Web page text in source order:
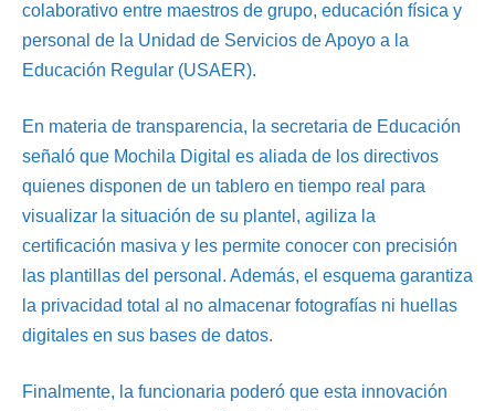
colaborativo entre maestros de grupo, educación física y
personal de la Unidad de Servicios de Apoyo a la
Educación Regular (USAER).
En materia de transparencia, la secretaria de Educación
señaló que Mochila Digital es aliada de los directivos
quienes disponen de un tablero en tiempo real para
visualizar la situación de su plantel, agiliza la
certificación masiva y les permite conocer con precisión
las plantillas del personal. Además, el esquema garantiza
la privacidad total al no almacenar fotografías ni huellas
digitales en sus bases de datos.
Finalmente, la funcionaria poderó que esta innovación